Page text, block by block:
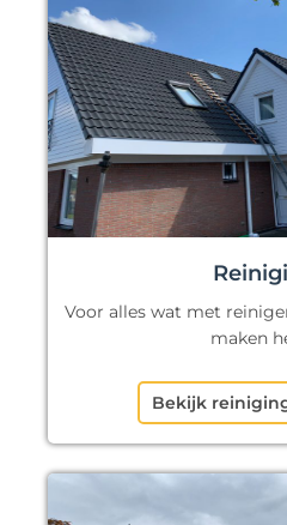
Voor alles wat met
maken
Bekijk